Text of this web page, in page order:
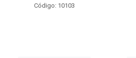
Código: 10103